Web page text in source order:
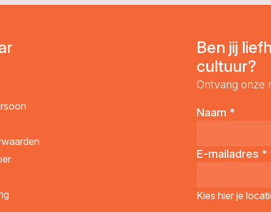
Ben jij
cultuur?
Ontvang onze
Naam *
E-mailadres *
Kies hier je